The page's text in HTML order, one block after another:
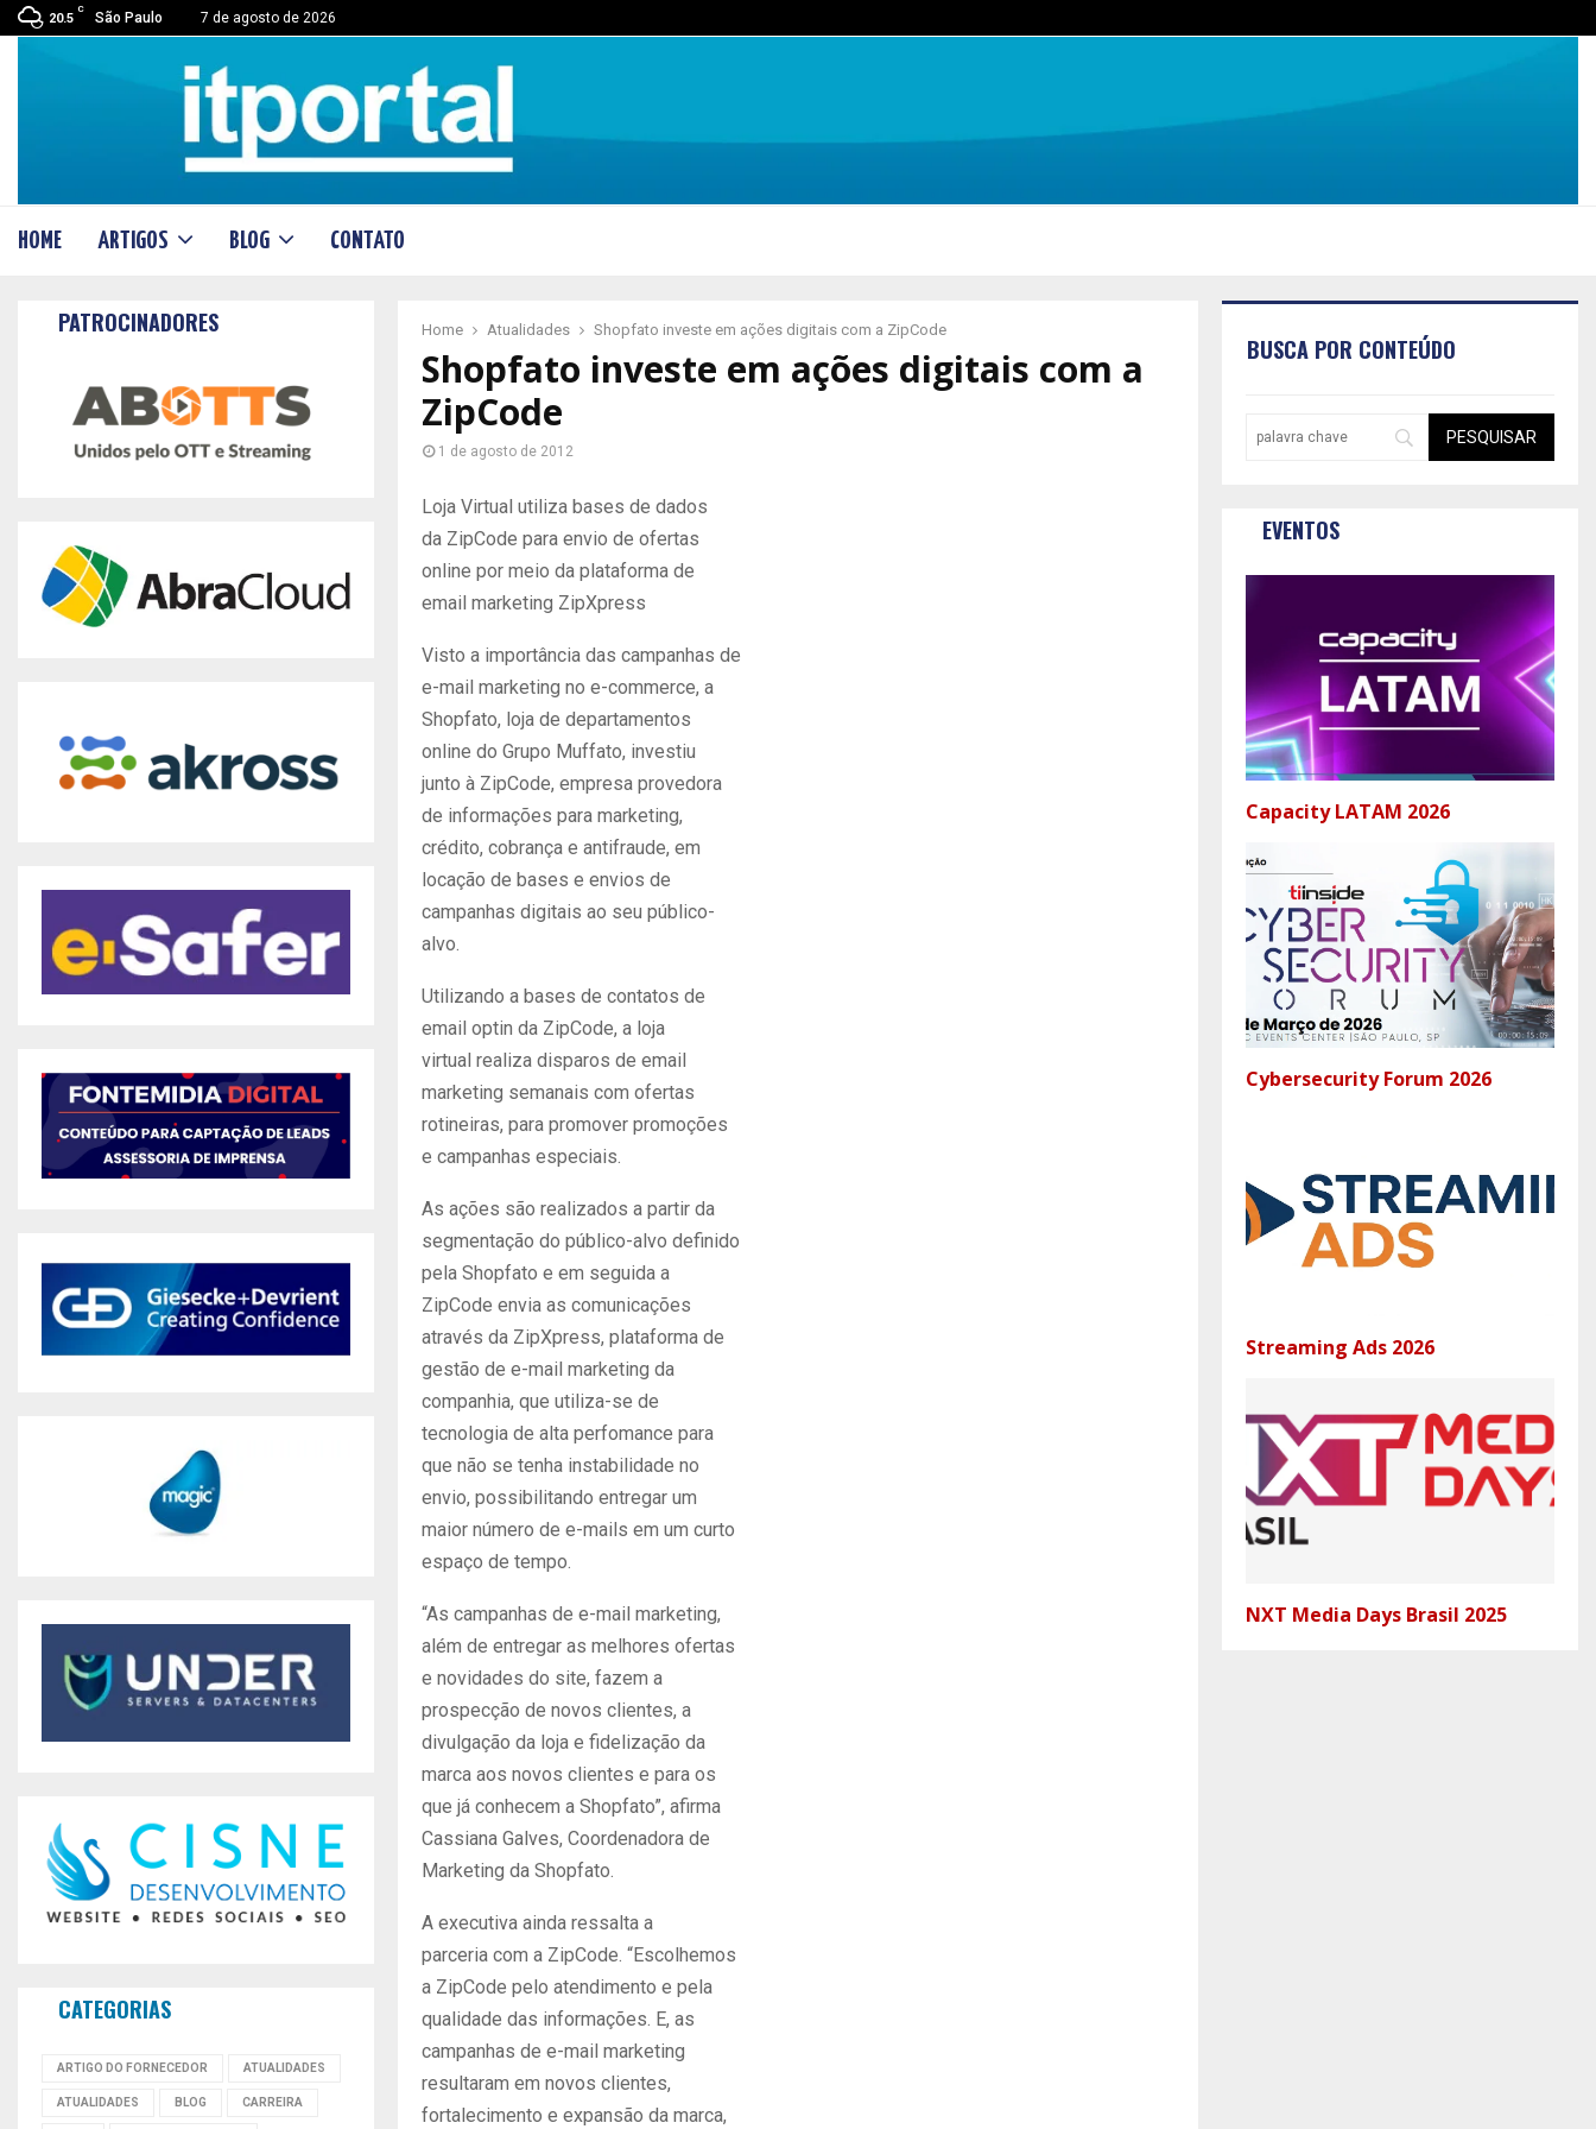
20.5
C
São Paulo 7 de agosto de 2026
HOME ARTIGOS BLOG CONTATO
Home Atualidades Shopfato investe em ações digitais com a ZipCode
Shopfato investe em ações digitais com a
ZipCode
1 de agosto de 2012
Loja Virtual utiliza bases de dados
da ZipCode para envio de ofertas
online por meio da plataforma de
email marketing ZipXpress
Visto a importância das campanhas de
e-mail marketing no e-commerce, a
Shopfato, loja de departamentos
online do Grupo Muffato, investiu
junto à ZipCode, empresa provedora
de informações para marketing,
crédito, cobrança e antifraude, em
locação de bases e envios de
campanhas digitais ao seu público-
alvo.
Utilizando a bases de contatos de
email optin da ZipCode, a loja
virtual realiza disparos de email
marketing semanais com ofertas
rotineiras, para promover promoções
e campanhas especiais.
As ações são realizados a partir da
segmentação do público-alvo definido
pela Shopfato e em seguida a
ZipCode envia as comunicações
através da ZipXpress, plataforma de
gestão de e-mail marketing da
companhia, que utiliza-se de
tecnologia de alta perfomance para
que não se tenha instabilidade no
envio, possibilitando entregar um
maior número de e-mails em um curto
espaço de tempo.
“As campanhas de e-mail marketing,
além de entregar as melhores ofertas
e novidades do site, fazem a
prospecção de novos clientes, a
divulgação da loja e fidelização da
marca aos novos clientes e para os
que já conhecem a Shopfato”, afirma
Cassiana Galves, Coordenadora de
Marketing da Shopfato.
A executiva ainda ressalta a
parceria com a ZipCode. “Escolhemos
a ZipCode pelo atendimento e pela
qualidade das informações. E, as
campanhas de e-mail marketing
resultaram em novos clientes,
fortalecimento e expansão da marca,
PATROCINADORES
CATEGORIAS
ARTIGO DO FORNECEDOR ATUALIDADES
ATUALIDADES BLOG CARREIRA
BUSCA POR CONTEÚDO
EVENTOS
Capacity LATAM 2026
Cybersecurity Forum 2026
Streaming Ads 2026
NXT Media Days Brasil 2025